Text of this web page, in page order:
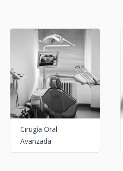
Cirugía Oral
Avanzada